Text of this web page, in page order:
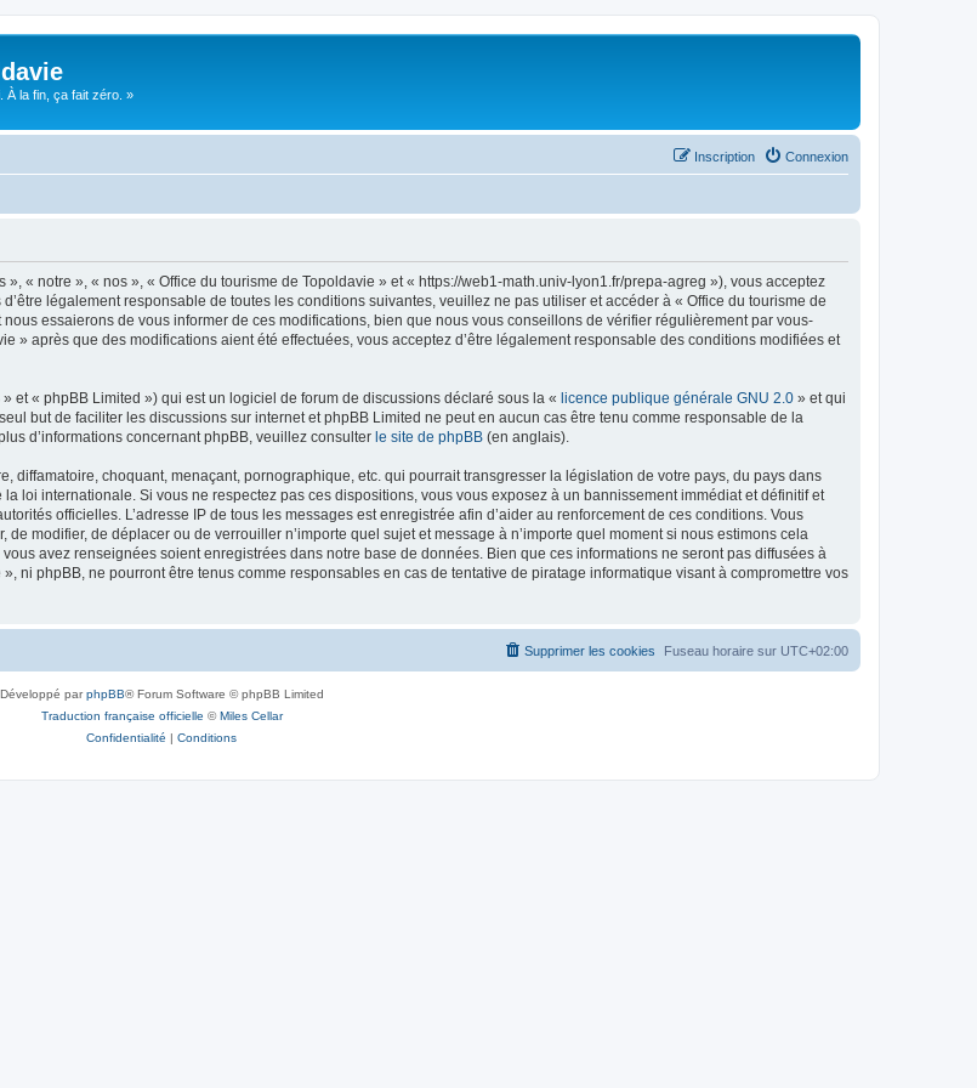
À la fin, ça fait zéro. »
Connexion
Inscription
« notre », « nos », « Office du tourisme de Topoldavie » et « https://web1-math.univ-lyon1.fr/prepa-agreg »), vous acceptez
légalement responsable de toutes les conditions suivantes, veuillez ne pas utiliser et accéder à « Office du tourisme de
essaierons de vous informer de ces modifications, bien que nous vous conseillons de vérifier régulièrement par vous-
» après que des modifications aient été effectuées, vous acceptez d’être légalement responsable des conditions modifiées et
« phpBB Limited ») qui est un logiciel de forum de discussions déclaré sous la « licence publique générale GNU 2.0 » et qui
but de faciliter les discussions sur internet et phpBB Limited ne peut en aucun cas être tenu comme responsable de la
d’informations concernant phpBB, veuillez consulter le site de phpBB (en anglais).
diffamatoire, choquant, menaçant, pornographique, etc. qui pourrait transgresser la législation de votre pays, du pays dans
loi internationale. Si vous ne respectez pas ces dispositions, vous vous exposez à un bannissement immédiat et définitif et
officielles. L’adresse IP de tous les messages est enregistrée afin d’aider au renforcement de ces conditions. Vous
modifier, de déplacer ou de verrouiller n’importe quel sujet et message à n’importe quel moment si nous estimons cela
avez renseignées soient enregistrées dans notre base de données. Bien que ces informations ne seront pas diffusées à
ni phpBB, ne pourront être tenus comme responsables en cas de tentative de piratage informatique visant à compromettre vos
Fuseau horaire sur UTC+02:00
Supprimer les cookies
Développé parphpBB® Forum Software © phpBB Limited
Traduction française officielle ©Miles Cellar
Confidentialité | Conditions